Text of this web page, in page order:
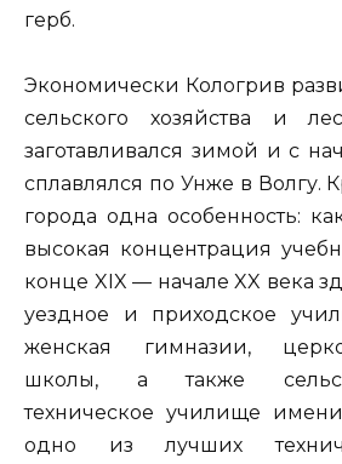
герб.
Экономически Кологрив
сельского хозяйства и
заготавливался зимой и с
сплавлялся по Унже в Волгу.
города одна особенность:
высокая концентрация
конце XIX — начале XX века
уездное и приходское
женская гимназии,
школы, а также
техническое училище
одно из лучших